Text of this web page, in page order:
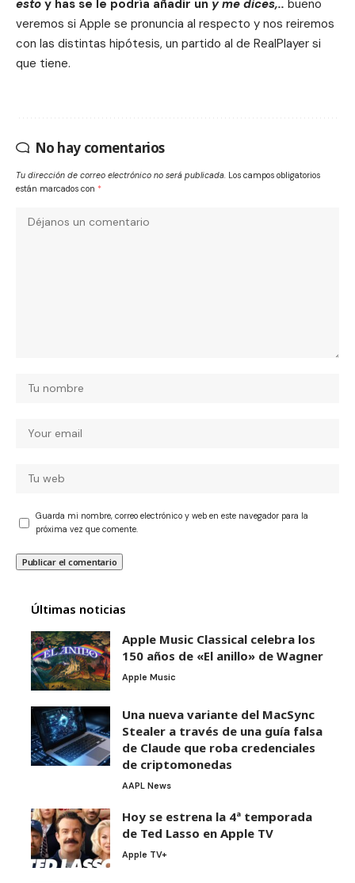
esto y has se le podría añadir un y me dices,.. bueno
veremos si Apple se pronuncia al respecto y nos reiremos
con las distintas hipótesis, un partido al de RealPlayer si
que tiene.
No hay comentarios
Tu dirección de correo electrónico no será publicada. Los campos obligatorios
están marcados con *
Guarda mi nombre, correo electrónico y web en este navegador para la
próxima vez que comente.
Últimas noticias
Apple Music Classical celebra los
150 años de «El anillo» de Wagner
Apple Music
Una nueva variante del MacSync
Stealer a través de una guía falsa
de Claude que roba credenciales
de criptomonedas
AAPL News
Hoy se estrena la 4ª temporada
de Ted Lasso en Apple TV
Apple TV+